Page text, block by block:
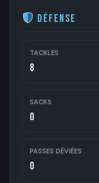
Défense
TACKLES
8
SACKS
0
PASSES DÉVIÉES
0